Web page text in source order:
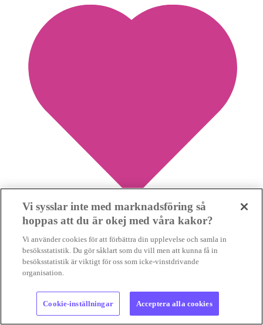
Dålig affär att ersätta utsläppsminskningar i EU
med klimatkrediter
UTSLÄPPSHANDELDet är inte fel när EU finansiera
klimatinsatser i andra delar av världen. Men om satsningarna
Vi sysslar inte med marknadsföring så
hoppas att du är okej med våra kakor?
Vi använder cookies för att förbättra din upplevelse och samla in
besöksstatistik. Du gör såklart som du vill men att kunna få in
besöksstatistik är viktigt för oss som icke-vinstdrivande
organisation.
Cookie-inställningar Acceptera alla cookies